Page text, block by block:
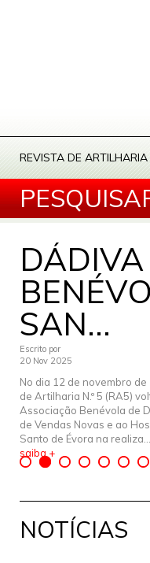
REVISTA DE ARTILHARIA
DÁDIVA
SAN...
Escrito por
20 Nov 2025
No dia 12 de novembro
de Artilharia N.º 5 (RA5)
Associação Benévola de
de Vendas Novas e ao
Santo de Évora na realiza...
saiba +
NOTÍCIAS